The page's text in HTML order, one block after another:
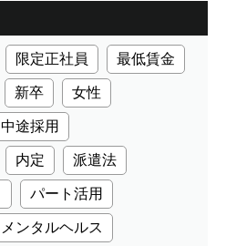
限定正社員 最低賃金
新卒 女性
中途採用
内定 派遣法
パート活用
メンタルヘルス